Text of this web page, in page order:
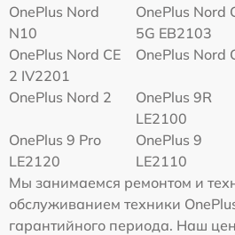
OnePlus Nord
N10
OnePlus Nord
5G EB2103
OnePlus Nord CE
2 IV2201
OnePlus Nord
OnePlus Nord 2
OnePlus 9R
LE2100
OnePlus 9 Pro
LE2120
OnePlus 9
LE2110
Мы занимаемся ремонтом и
обслуживанием техники
гарантийного периода. Наш